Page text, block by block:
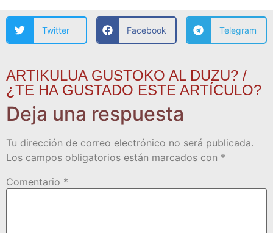
Twitter Facebook Telegram
ARTIKULUA GUSTOKO AL DUZU? /
¿TE HA GUSTADO ESTE ARTÍCULO?
Deja una respuesta
Tu dirección de correo electrónico no será publicada.
Los campos obligatorios están marcados con *
Comentario *